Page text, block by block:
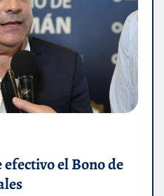
efectivo el Bono de